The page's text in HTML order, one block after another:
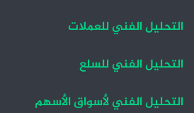
التحليل الفني للعملات
التحليل الفني للسلع
التحليل الفني لأسواق الأسهم